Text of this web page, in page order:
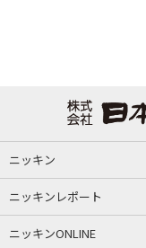
ニッキン
ニッキンレポート
ニッキンONLINE